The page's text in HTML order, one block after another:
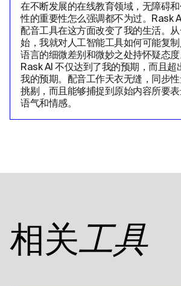
在不断发展的在线教育领域，无障碍
性的重要性怎么强调都不为过。Rask
配音工具在这方面改变了我的生活。
始，我就对人工智能工具如何可能复
语言的细微差别和微妙之处持怀疑态度
Rask AI 不仅达到了我的预期，而且超
我的预期。配音工作天衣无缝，同步
挑剔，而且能够捕捉到原始内容所要
语气和情感。
相关工具